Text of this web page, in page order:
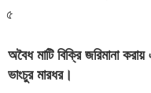
৫
অবৈধ মাটি বিক্রি জরিমানা করায়
ভাংচুর মারধর।